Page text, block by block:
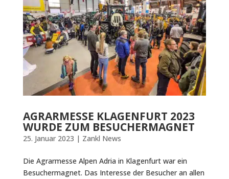
AGRARMESSE KLAGENFURT 2023
WURDE ZUM BESUCHERMAGNET
25. Januar 2023 | Zankl News
Die Agrarmesse Alpen Adria in Klagenfurt war ein
Besuchermagnet. Das Interesse der Besucher an allen